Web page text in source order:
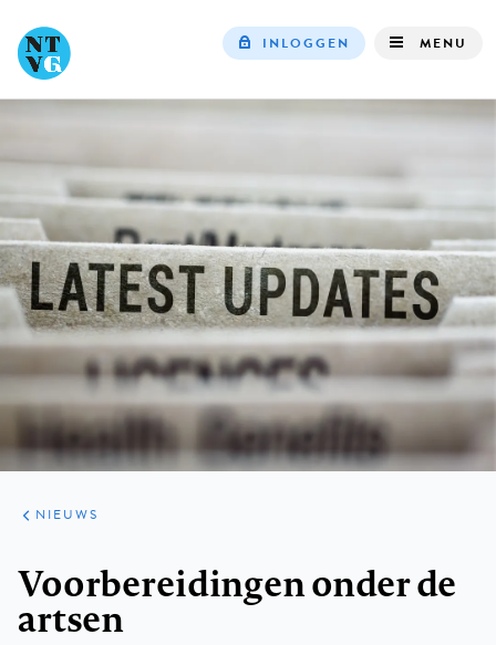
navigation
INLOGGEN MENU
ARTIKELEN
HET
KORT
NIEUWS
Voorbereidingen onder de
artsen